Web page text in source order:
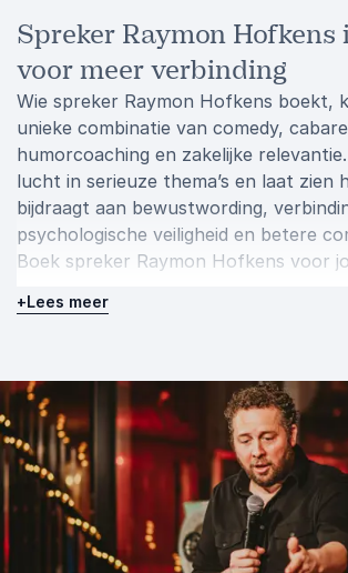
Spreker Raymon Hofkens
voor meer verbinding
Wie spreker Raymon Hofkens boekt,
unieke combinatie van comedy,
humorcoaching en zakelijke
lucht in serieuze thema’s en laat zien
bijdraagt aan bewustwording,
psychologische veiligheid en betere
Boek spreker Raymon Hofkens voor
hangen. Neem vrijblijvend contact op
+Lees meer